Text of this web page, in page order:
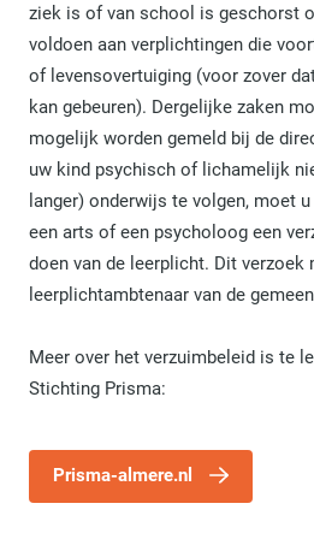
ziek is of van school is geschorst
voldoen aan verplichtingen die
of levensovertuiging (voor zover
kan gebeuren). Dergelijke zaken
mogelijk worden gemeld bij de
uw kind psychisch of lichamelijk
langer) onderwijs te volgen, moet
een arts of een psycholoog een
doen van de leerplicht. Dit verzoek
leerplichtambtenaar van de
Meer over het verzuimbeleid is te
Stichting Prisma:
Prisma-almere.nl